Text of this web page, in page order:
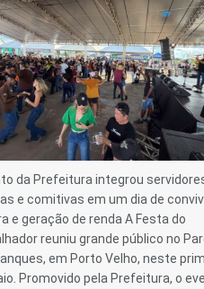
da Prefeitura integrou
e comitivas em um dia de
e geração de renda A Festa do
reuniu grande público no
em Porto Velho, neste
Promovido pela Prefeitura, o